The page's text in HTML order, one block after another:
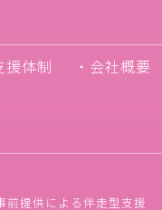
援体制
・会社概要
提供による伴走型支援